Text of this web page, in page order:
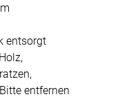
entsorgt
entfernen